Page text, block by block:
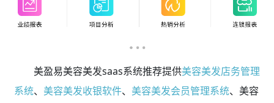
美盈易美容美发saas系统推荐提供美容美发店务管理
系统、 美容美发收银软件、 美容美发会员管理系统、美容